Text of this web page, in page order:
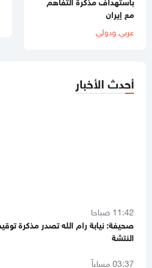
مع إيران
عربي ودولي
أحدث الأخبار
النتشة
03:37 مساءاً
لليوم الثاني.. الاحتلال يُواصل عدوانه